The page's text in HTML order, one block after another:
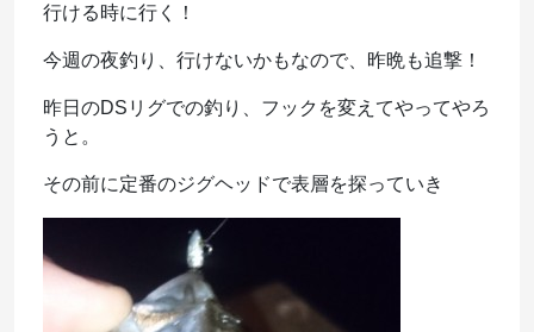
行ける時に行く！
今週の夜釣り、行けないかもなので、昨晩も追撃！
昨日のDSリグでの釣り、フックを変えてやってやろ
うと。
その前に定番のジグヘッドで表層を探っていき